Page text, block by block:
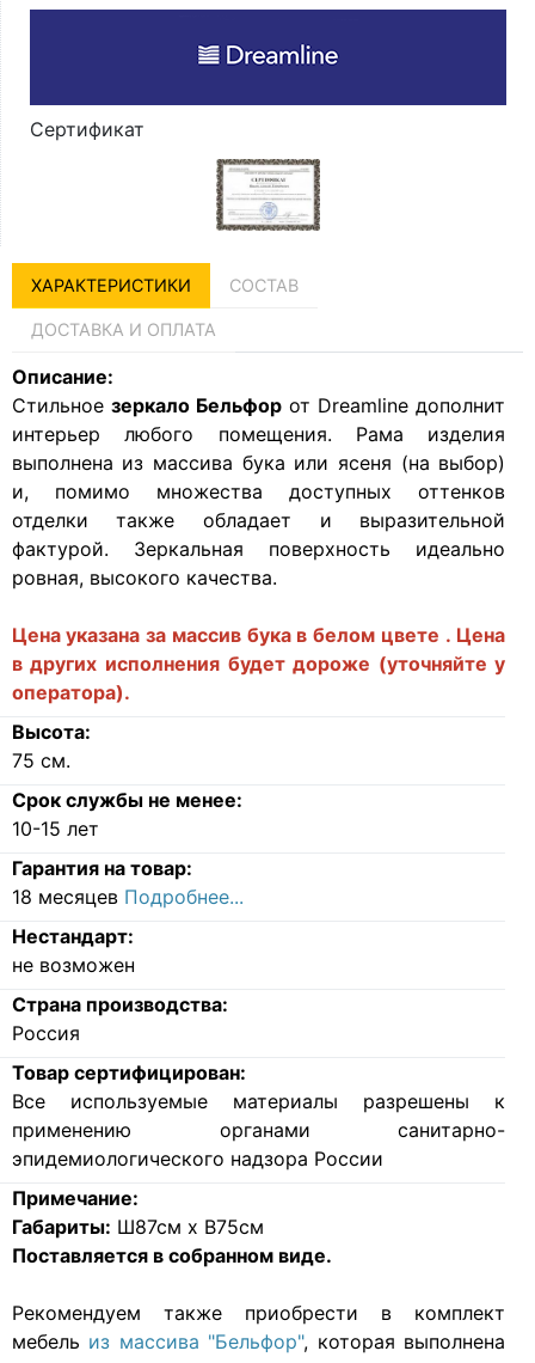
Сертификат
ХАРАКТЕРИСТИКИ СОСТАВ
ДОСТАВКА И ОПЛАТА
Описание:
Стильное зеркало Бельфорот Dreamline дополнит
интерьер любого помещения. Рама изделия
выполнена из массива бука или ясеня (на выбор)
и, помимо множества доступных оттенков
отделки также обладает и выразительной
фактурой. Зеркальная поверхность идеально
ровная, высокого качества.
Цена указана за массив бука в белом цвете . Цена
в других исполнения будет дороже (уточняйте у
оператора).
Высота:
75 см.
Срок службы не менее:
10-15 лет
Гарантия на товар:
18 месяцев Подробнее...
Нестандарт:
не возможен
Страна производства:
Россия
Товар сертифицирован:
Все используемые материалы разрешены к
применению органами санитарно-
эпидемиологического надзора России
Примечание:
Габариты: Ш87см x В75см
Поставляется в собранном виде.
Рекомендуем также приобрести в комплект
мебель из массива "Бельфор", которая выполнена